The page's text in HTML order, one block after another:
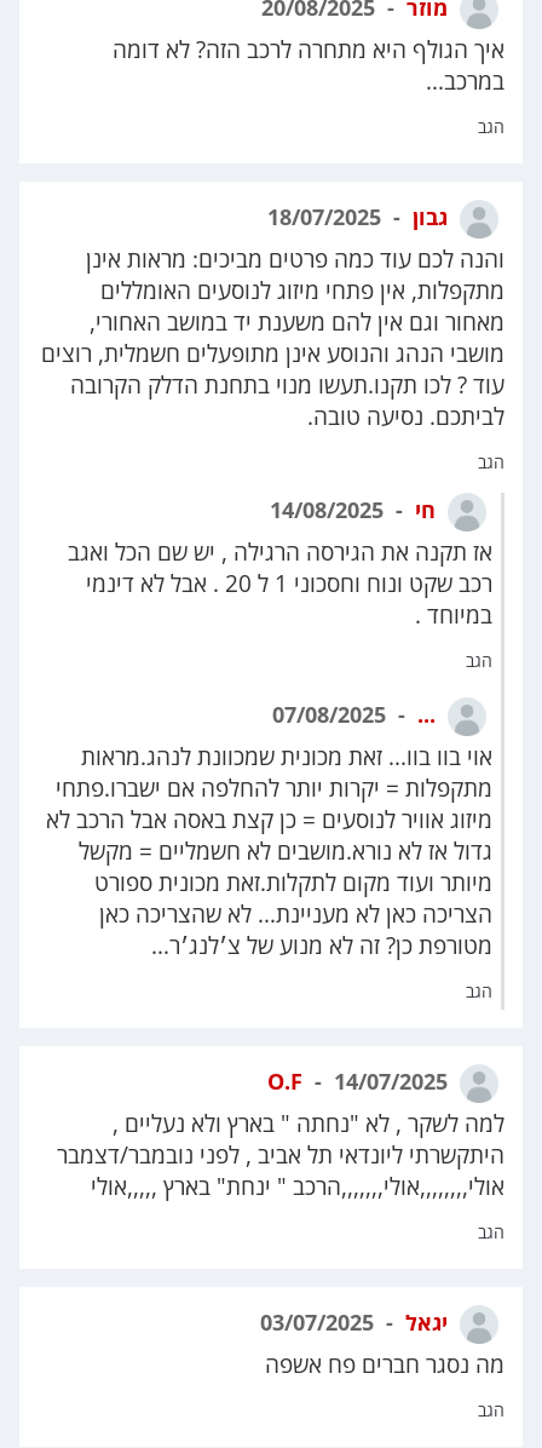
מוזר
איך הגולף היא מתחרה לרכב הזה? לא דומה
במרכב...
הגב
גבון
והנה לכם עוד כמה פרטים מביכים: מראות אינן
מתקפלות, אין פתחי מיזוג לנוסעים האומללים
מאחור וגם אין להם משענת יד במושב האחורי,
מושבי הנהג והנוסע אינן מתופעלים חשמלית, רוצים
עוד ? לכו תקנו.תעשו מנוי בתחנת הדלק הקרובה
לביתכם. נסיעה טובה.
הגב
חי
אז תקנה את הגירסה הרגילה , יש שם הכל ואגב
רכב שקט ונוח וחסכוני 1 ל 20 . אבל לא דינמי
במיוחד .
הגב
...
אוי בוו בוו... זאת מכונית שמכוונת לנהג.מראות
מתקפלות = יקרות יותר להחלפה אם ישברו.פתחי
מיזוג אוויר לנוסעים = כן קצת באסה אבל הרכב לא
גדול אז לא נורא.מושבים לא חשמליים = מקשל
מיותר ועוד מקום לתקלות.זאת מכונית ספורט
הצריכה כאן לא מעניינת... לא שהצריכה כאן
מטורפת כן? זה לא מנוע של צ׳לנג׳ר...
הגב
O.F 14/07/2025
למה לשקר , לא "נחתה " בארץ ולא נעליים ,
היתקשרתי ליונדאי תל אביב , לפני נובמבר/דצמבר
אולי,,,,,,,,אולי,,,,,,,הרכב " ינחת" בארץ ,,,,,אולי
הגב
יגאל
מה נסגר חברים פח אשפה
הגב